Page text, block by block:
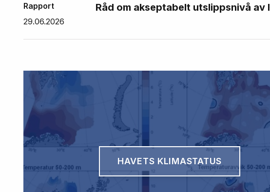
Rapport
29.06.2026
Råd om akseptabelt utslippsnivå av
HAVETS KLIMASTATUS